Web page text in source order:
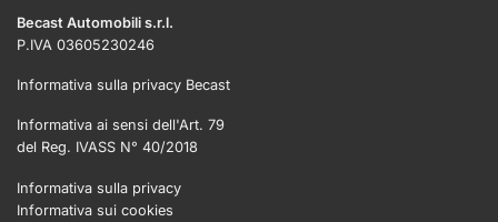
Becast Automobili s.r.l.
P.IVA 03605230246
Informativa sulla privacy Becast
Informativa ai sensi dell'Art. 79
del Reg. IVASS N° 40/2018
Informativa sulla privacy
Informativa sui cookies